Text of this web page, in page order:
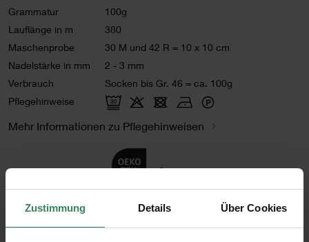
Zustimmung Details Über Cookies
Grammatur
100g
Lauflänge in m
380
Maschenprobe
30 M und 42 R = 10 x 10 cm
Nadelstärke in mm
2 - 3 mm
Verbrauch
Socken bis Gr. 46 = ca. 100g
Pflegehinweise
Mehr Informationen zu Pflegehinweisen